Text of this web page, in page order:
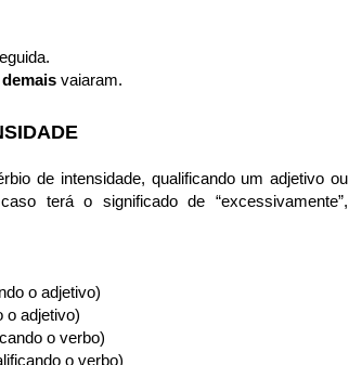
vaiaram.
de intensidade, qualificando um adjetivo ou
terá o significado de “excessivamente”,
o adjetivo)
o adjetivo)
o verbo)
o verbo)